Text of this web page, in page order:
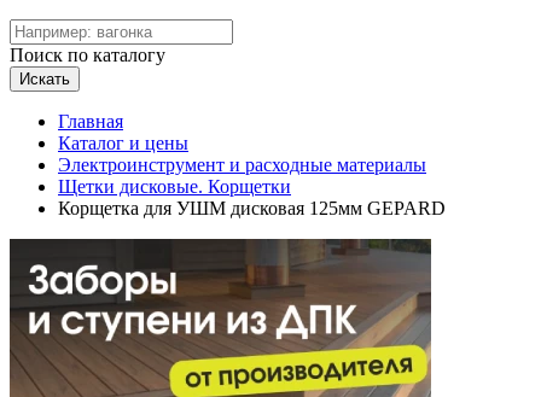
Поиск по каталогу
Искать
Главная
Каталог и цены
Электроинструмент и расходные материалы
Щетки дисковые. Корщетки
Корщетка для УШМ дисковая 125мм GEPARD